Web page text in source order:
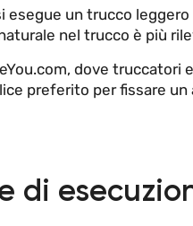
un trucco
nel trucco è più
dove truccatori
preferito per fissare
di